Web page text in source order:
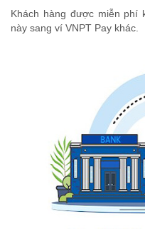
Khách hàng được miễn phí
này sang ví VNPT Pay khác.